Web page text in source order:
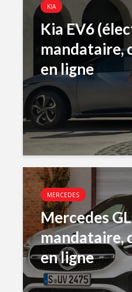
KIA
Kia EV6
mandataire,
en ligne
MERCEDES
Mercedes
mandataire,
en ligne